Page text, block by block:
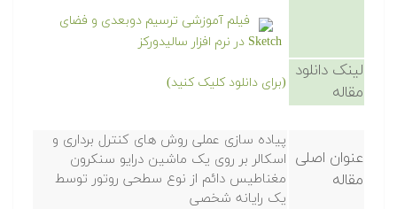
فیلم آموزشی ترسیم دوبعدی و فضای
Sketch در نرم افزار سالیدورکز
لینک دانلود
مقاله
(برای دانلود کلیک کنید)
عنوان اصلی
مقاله
پیاده سازی عملی روش های کنترل برداری و
اسکالر بر روی یک ماشین درایو سنکرون
مغناطیس دائم از نوع سطحی روتور توسط
یک رایانه شخصی